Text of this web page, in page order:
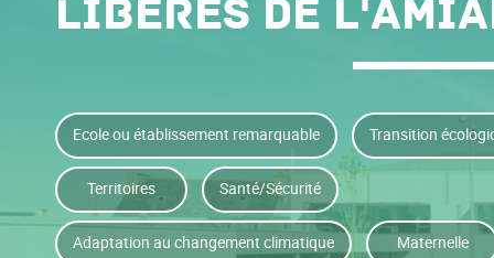
Libérés de
Ecole ou établissement remarquable Transition
Territoires Santé/Sécurité
Adaptation au changement climatique Maternelle